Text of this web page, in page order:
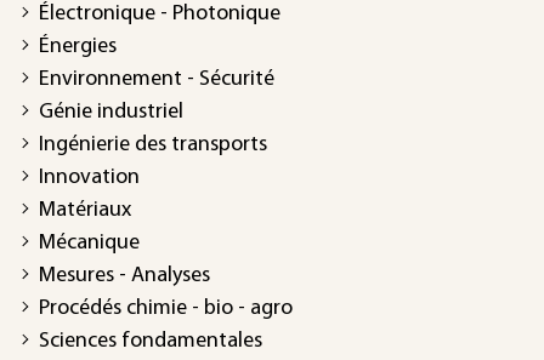
Électronique - Photonique
Énergies
Environnement - Sécurité
Génie industriel
Ingénierie des transports
Innovation
Matériaux
Mécanique
Mesures - Analyses
Procédés chimie - bio - agro
Sciences fondamentales